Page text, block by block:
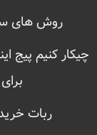
روش های
چیکار کنیم پیج
ربات